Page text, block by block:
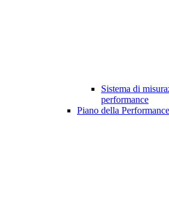
Sistema di
performance
Piano della Performance